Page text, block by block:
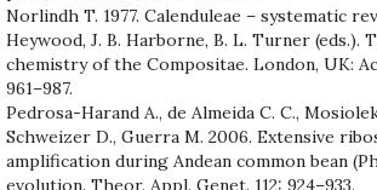
Norlindh T. 1977. Calenduleae – systematic
Heywood, J. B. Harborne, B. L. Turner (eds.).
chemistry of the Compositae. London, UK:
961–987.
Pedrosa-Harand A., de Almeida C. C.,
Schweizer D., Guerra M. 2006. Extensive
amplification during Andean common bean
evolution. Theor. Appl. Genet. 112: 924–933.